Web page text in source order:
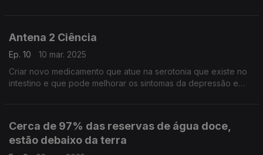
Antena 2 Ciência
Ep. 10
10 mar. 2025
Criar novo medicamento que atue na serotonia que existe no
intestino e que pode melhorar os sintomas da depressão e
Cerca de 97% das reservas de água doce,
estão debaixo da terra